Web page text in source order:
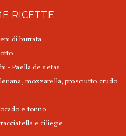
RICETTE
di burrata
- Paella de setas
mozzarella, prosciutto crudo
e tonno
e ciliegie